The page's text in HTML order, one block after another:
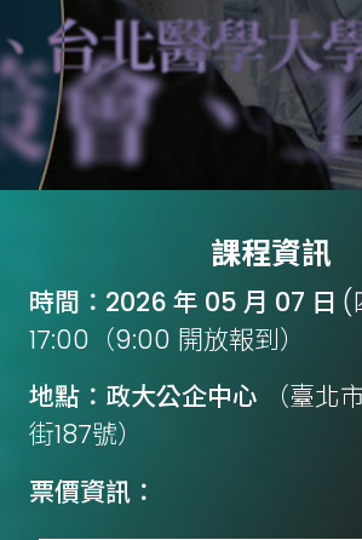
研院
北醫學大學
課程資訊
時間：2026 年 05 月 07 日 (
17:00（9:00 開放報到）
地點：政大公企中心
（臺北
街187號）
票價資訊：